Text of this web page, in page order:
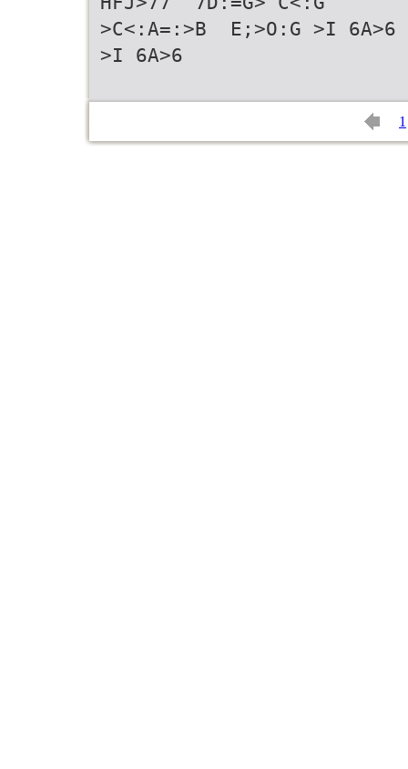
>C<:A=:>B  E;>O:G >I 6A>6
>I 6A>6
1